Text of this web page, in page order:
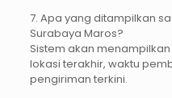
7. Apa yang ditampilkan
Surabaya Maros?
Sistem akan
lokasi terakhir, waktu
pengiriman terkini.